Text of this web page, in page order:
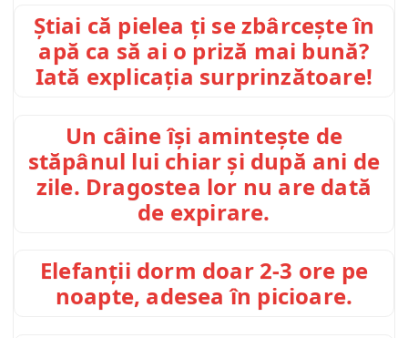
Știai că pielea ți se zbârcește în
apă ca să ai o priză mai bună?
Iată explicația surprinzătoare!
Un câine își amintește de
stăpânul lui chiar și după ani de
zile. Dragostea lor nu are dată
de expirare.
Elefanții dorm doar 2-3 ore pe
noapte, adesea în picioare.